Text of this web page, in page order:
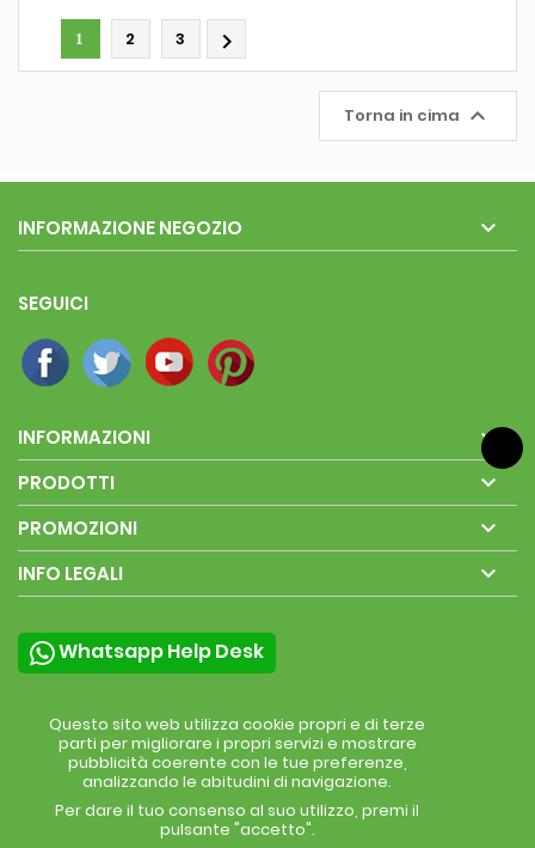
1 2 3 
Torna in cima 
INFORMAZIONE NEGOZIO 
SEGUICI
INFORMAZIONI 
PRODOTTI 
PROMOZIONI 
INFO LEGALI 
Whatsapp Help Desk
Questo sito web utilizza cookie propri e di terze
parti per migliorare i propri servizi e mostrare
pubblicità coerente con le tue preferenze,
analizzando le abitudini di navigazione.
Per dare il tuo consenso al suo utilizzo, premi il
pulsante "accetto".